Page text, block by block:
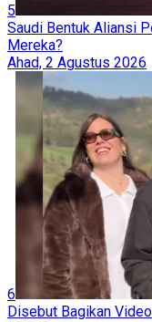
5
Saudi Bentuk Aliansi
Mereka?
Ahad, 2 Agustus 2026
6
Disebut Bagikan